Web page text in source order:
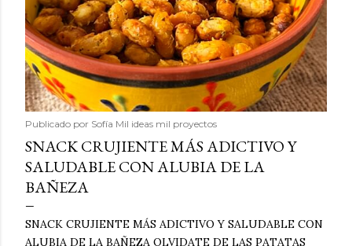
Publicado por Sofía Mil ideas mil proyectos
SNACK CRUJIENTE MÁS ADICTIVO Y
SALUDABLE CON ALUBIA DE LA
BAÑEZA
SNACK CRUJIENTE MÁS ADICTIVO Y SALUDABLE CON
ALUBIA DE LA BAÑEZA OLVIDATE DE LAS PATATAS